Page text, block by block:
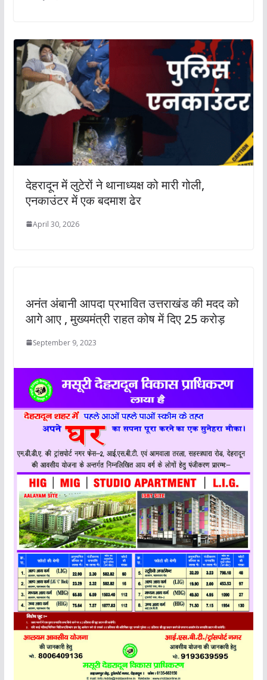
देहरादून में लुटेरों ने थानाध्यक्ष को मारी गोली,
एनकाउंटर में एक बदमाश ढेर
April 30, 2026
अनंत अंबानी आपदा प्रभावित उत्तराखंड की मदद को
आगे आए , मुख्यमंत्री राहत कोष में दिए 25 करोड़
September 9, 2023